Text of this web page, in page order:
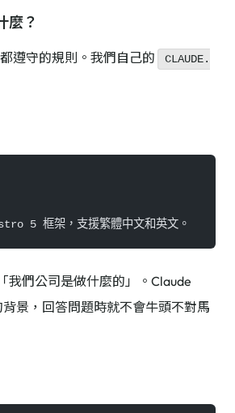
麼？
遵守的規則。我們自己的
CLAUDE.
5 框架，支援繁體中文和英文。
我們公司是做什麼的」。Claude
景，回答問題時就不會牛頭不對馬